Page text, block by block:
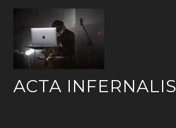
Skip
content
ACTA INFERNALIS